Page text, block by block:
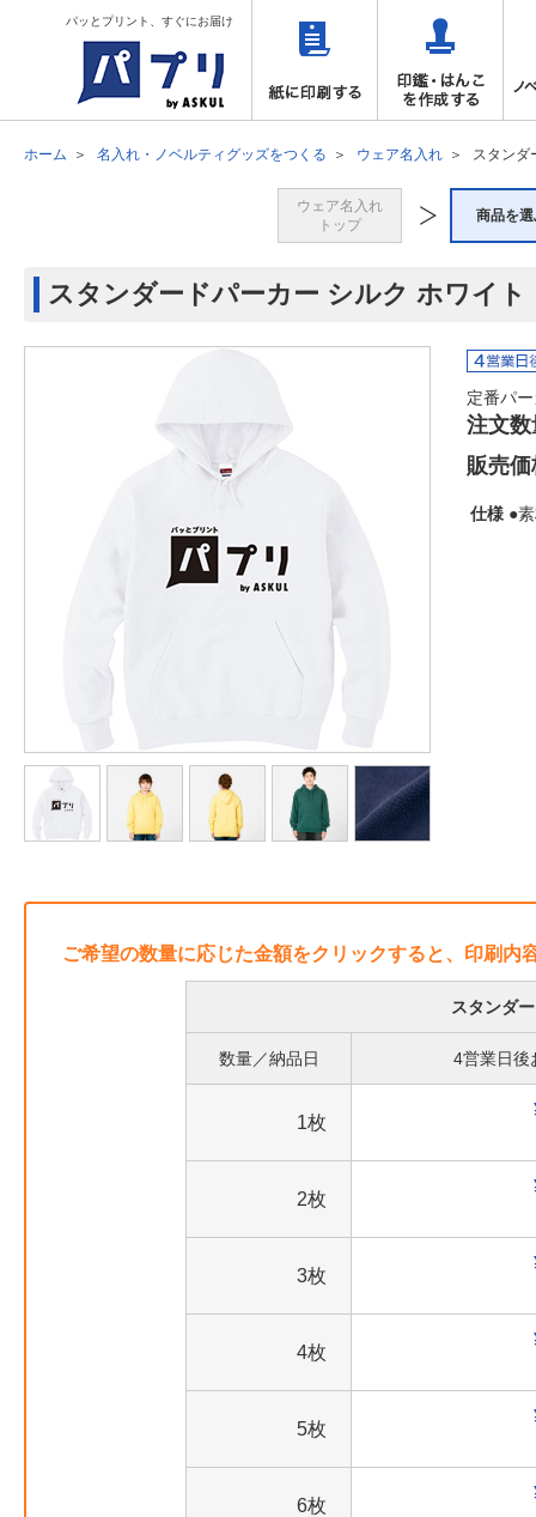
パッとプリント、すぐにお届け
ホーム 名入れ・ノベルティグッズをつくる ウェア名入れ スタンダ
ウェア名入れ
トップ
商品を
スタンダードパーカー シルク ホワイト
定番パ
注文数
販売価
仕様 ●
ご希望の数量に応じた金額をクリックすると、印刷内
スタンダ
数量／納品日 4営業日後
1枚
2枚
3枚
4枚
5枚
6枚